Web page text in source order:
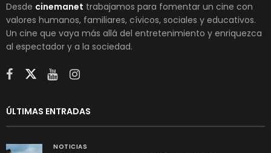
Desde cinemanet trabajamos para fomentar un cine con
valores humanos, familiares, cívicos, sociales y educativos.
Un cine que vaya más allá del entretenimiento y enriquezca
al espectador y a la sociedad.
ÚLTIMAS ENTRADAS
NOTICIAS